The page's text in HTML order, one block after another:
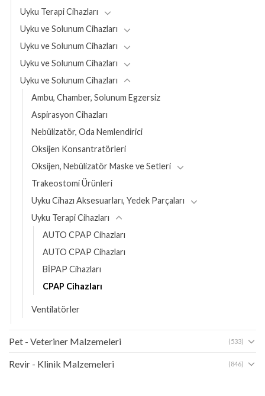
Uyku Terapi Cihazları
Uyku ve Solunum Cihazları
Uyku ve Solunum Cihazları
Uyku ve Solunum Cihazları
Uyku ve Solunum Cihazları
Ambu, Chamber, Solunum Egzersiz
Aspirasyon Cihazları
Nebülizatör, Oda Nemlendirici
Oksijen Konsantratörleri
Oksijen, Nebülizatör Maske ve Setleri
Trakeostomi Ürünleri
Uyku Cihazı Aksesuarları, Yedek Parçaları
Uyku Terapi Cihazları
AUTO CPAP Cihazları
AUTO CPAP Cihazları
BİPAP Cihazları
CPAP Cihazları
Ventilatörler
Pet - Veteriner Malzemeleri (533)
Revir - Klinik Malzemeleri (846)